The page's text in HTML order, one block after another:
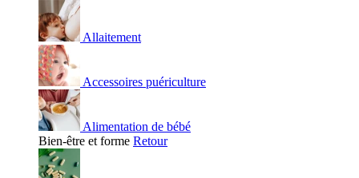
Allaitement
Accessoires puériculture
Alimentation de bébé
Bien-être et forme Retour